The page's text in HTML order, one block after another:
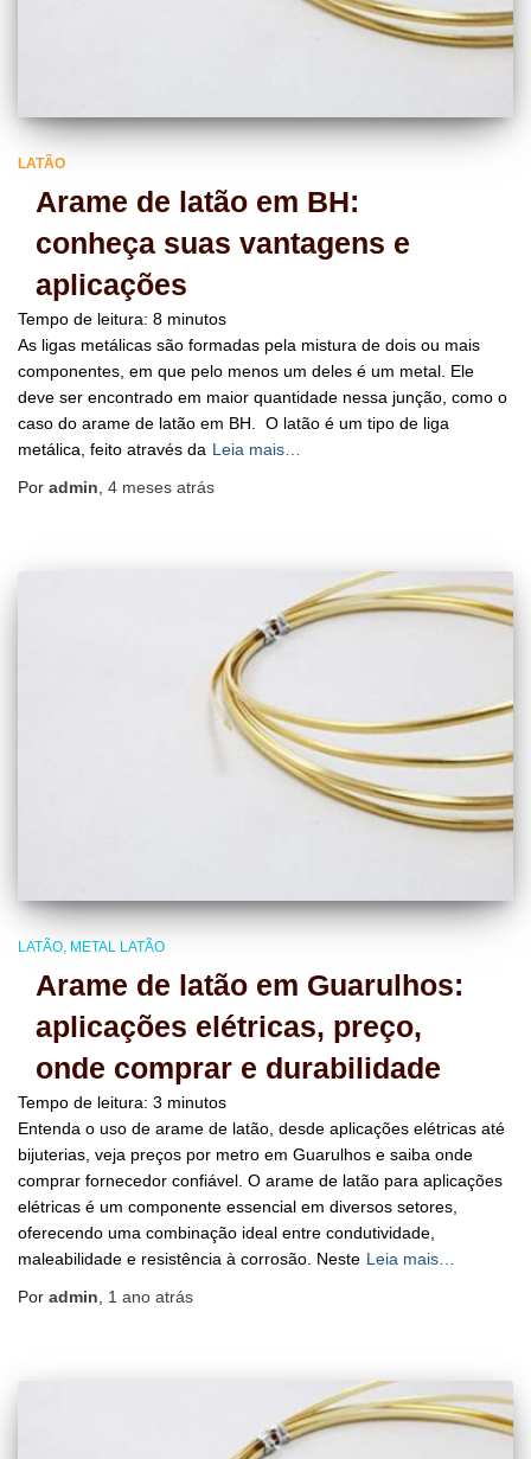
LATÃO
Arame de latão em BH:
conheça suas vantagens e
aplicações
Tempo de leitura: 8 minutos
As ligas metálicas são formadas pela mistura de dois ou mais
componentes, em que pelo menos um deles é um metal. Ele
deve ser encontrado em maior quantidade nessa junção, como o
caso do arame de latão em BH. O latão é um tipo de liga
metálica, feito através da Leia mais…
Por admin 4 meses atrás
LATÃO METAL LATÃO
Arame de latão em Guarulhos:
aplicações elétricas, preço,
onde comprar e durabilidade
Tempo de leitura: 3 minutos
Entenda o uso de arame de latão, desde aplicações elétricas até
bijuterias, veja preços por metro em Guarulhos e saiba onde
comprar fornecedor confiável. O arame de latão para aplicações
elétricas é um componente essencial em diversos setores,
oferecendo uma combinação ideal entre condutividade,
maleabilidade e resistência à corrosão. Neste Leia mais…
Por admin, 1 ano atrás